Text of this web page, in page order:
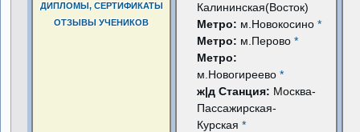
ДИПЛОМЫ, СЕРТИФИКАТЫ
ОТЗЫВЫ УЧЕНИКОВ
Калининская(Восток)
Метро: м.Новокосино*
Метро: м.Перово*
Метро:
м.Новогиреево*
ж|д Станция: Москва-
Пассажирская-
Курская*